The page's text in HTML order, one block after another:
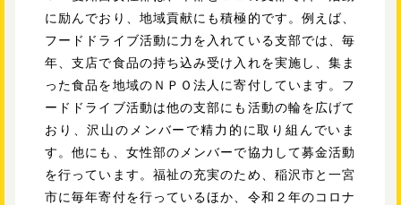
に励んでおり、地域貢献にも積極的です。例えば、
フードドライブ活動に力を入れている支部では、毎
年、支店で食品の持ち込み受け入れを実施し、集ま
った食品を地域のＮＰＯ法人に寄付しています。フ
ードドライブ活動は他の支部にも活動の輪を広げて
おり、沢山のメンバーで精力的に取り組んでいま
す。他にも、女性部のメンバーで協力して募金活動
を行っています。福祉の充実のため、稲沢市と一宮
市に毎年寄付を行っているほか、令和２年のコロナ